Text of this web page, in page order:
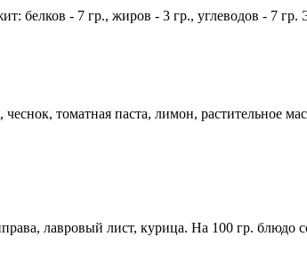
- 7 гр., жиров - 3 гр., углеводов - 7 гр.
томатная паста, лимон, растительное
лавровый лист, курица. На 100 гр. блюдо